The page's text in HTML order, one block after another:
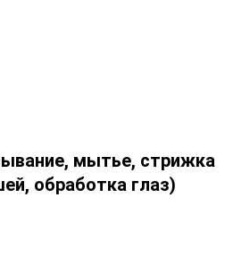
мытье, стрижка
обработка глаз)